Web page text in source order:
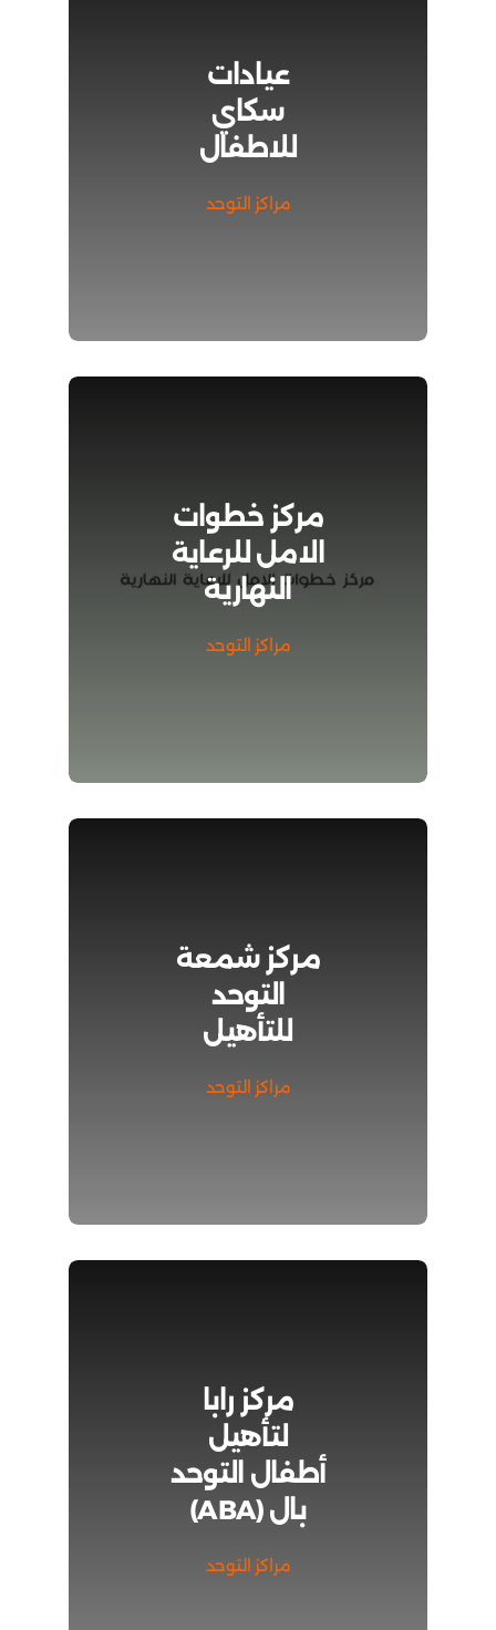
عيادات
سكاي
للاطفال
مراكز التوحد
مركز خطوات
الامل للرعاية
النهارية
مراكز التوحد
مركز شمعة
التوحد
للتأهيل
مراكز التوحد
مركز رابا
لتأهيل
أطفال التوحد
بال (ABA)
مراكز التوحد